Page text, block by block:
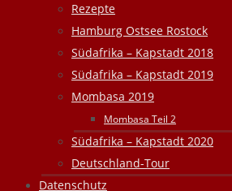
Rezepte
Hamburg Ostsee Rostock
Südafrika – Kapstadt 2018
Südafrika – Kapstadt 2019
Mombasa 2019
Mombasa Teil 2
Südafrika – Kapstadt 2020
Deutschland-Tour
Datenschutz